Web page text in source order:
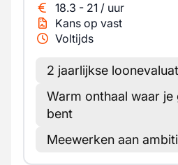
18.3 - 21 / uur
Kans op vast
Voltijds
2 jaarlijkse
Warm onthaal waar je
bent
Meewerken aan